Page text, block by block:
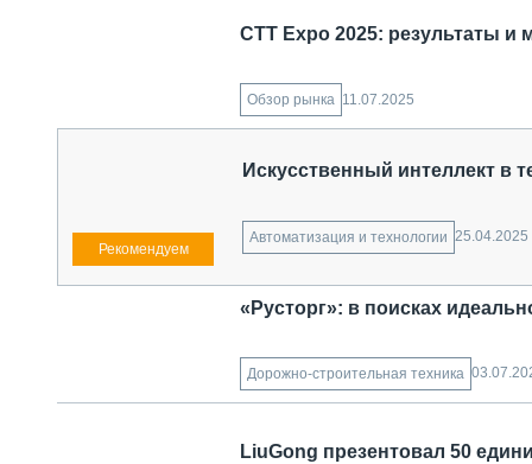
CTT Expo 2025: результаты
Обзор рынка 11.07.2025
Искусственный интеллект в
Автоматизация и технологии 25.04.2025
«Русторг»: в поисках
Дорожно-строительная техника
LiuGong презентовал 50